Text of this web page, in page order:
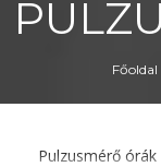
Főoldal
Pulzusmérő órák